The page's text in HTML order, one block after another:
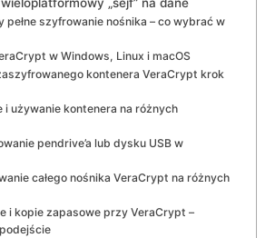
pełne szyfrowanie nośnika – co wybrać w
w Windows, Linux i macOS
kontenera VeraCrypt krok
i używanie kontenera na różnych
pendrive’a lub dysku USB w
całego nośnika VeraCrypt na różnych
i kopie zapasowe przy VeraCrypt –